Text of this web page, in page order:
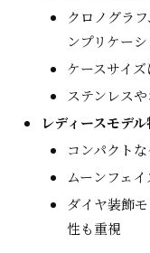
クロノグラ
ンプリケー
ケースサイ
ステンレス
レディースモデ
コンパクト
ムーンフェ
ダイヤ装飾
性も重視